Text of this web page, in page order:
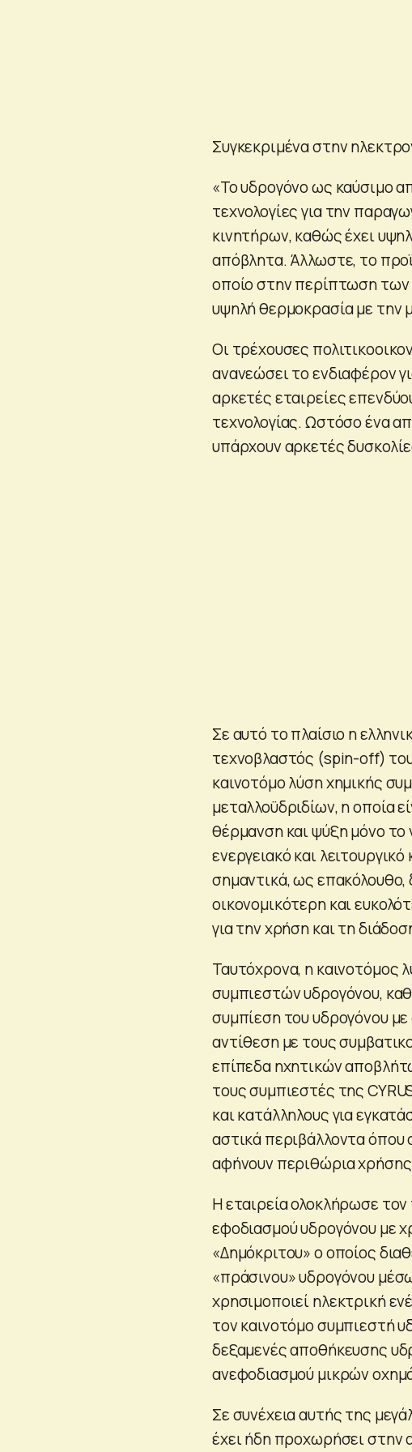
Συγκεκριμένα στην
«Το υδρογόνο ως καύσιμο
τεχνολογίες για την
κινητήρων, καθώς έχει
απόβλητα. Άλλωστε, το
οποίο στην περίπτωση των
υψηλή θερμοκρασία με
Οι τρέχουσες
ανανεώσει το ενδιαφέρον
αρκετές εταιρείες
τεχνολογίας. Ωστόσο ένα
υπάρχουν αρκετές
Σε αυτό το πλαίσιο η
τεχνοβλαστός (spin-off)
καινοτόμο λύση χημικής
μεταλλοϋδριδίων, η οποία
θέρμανση και ψύξη μόνο το
ενεργειακό και
σημαντικά, ως επακόλουθο,
οικονομικότερη και
για την χρήση και τη
Ταυτόχρονα, η καινοτόμος
συμπιεστών υδρογόνου,
συμπίεση του υδρογόνου
αντίθεση με τους
επίπεδα ηχητικών
τους συμπιεστές της
και κατάλληλους για
αστικά περιβάλλοντα όπου
αφήνουν περιθώρια
Η εταιρεία ολοκλήρωσε
εφοδιασμού υδρογόνου με
«Δημόκριτου» ο οποίος
«πράσινου» υδρογόνου
χρησιμοποιεί ηλεκτρική
τον καινοτόμο συμπιεστή
δεξαμενές αποθήκευσης
ανεφοδιασμού μικρών
Σε συνέχεια αυτής της
έχει ήδη προχωρήσει στην